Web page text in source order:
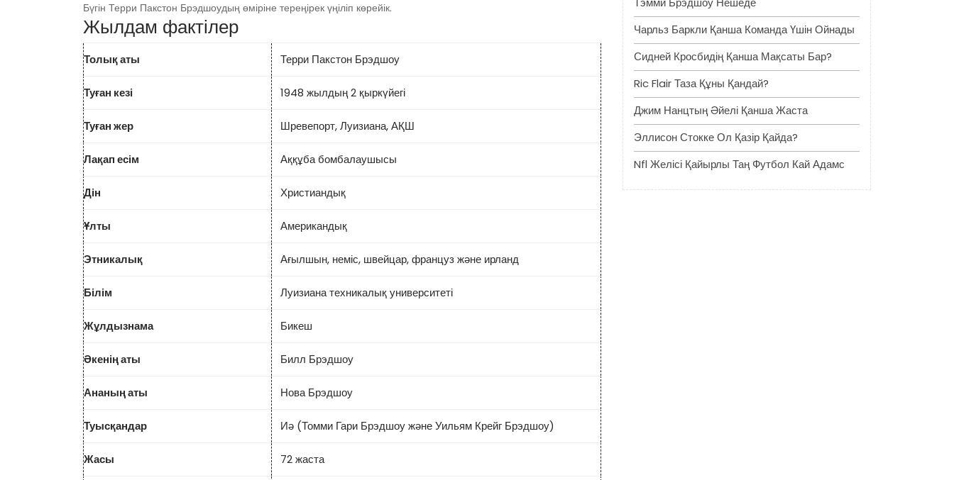
Бүгін Терри Пакстон Брэдшоудың өміріне тереңірек үңіліп көрейік.
Жылдам фактілер
Толық аты Терри Пакстон Брэдшоу
Туған кезі 1948 жылдың 2 қыркүйегі
Туған жер Шревепорт, Луизиана, АҚШ
Лақап есім Аққұба бомбалаушысы
Дін Христиандық
Ұлты Американдық
Этникалық Ағылшын, неміс, швейцар, француз және ирланд
Білім Луизиана техникалық университеті
Жұлдызнама Бикеш
Әкенің аты Билл Брэдшоу
Ананың аты Нова Брэдшоу
Туысқандар Иә (Томми Гари Брэдшоу және Уильям Крейг Брэдшоу)
Жасы 72 жаста
Чарльз Баркли Қанша Команда Үшін Ойнады
Сидней Кросбидің Қанша Мақсаты Бар?
Ric Flair Таза Құны Қандай?
Джим Нанцтың Әйелі Қанша Жаста
Эллисон Стокке Ол Қазір Қайда?
Nfl Желісі Қайырлы Таң Футбол Кай Адамс